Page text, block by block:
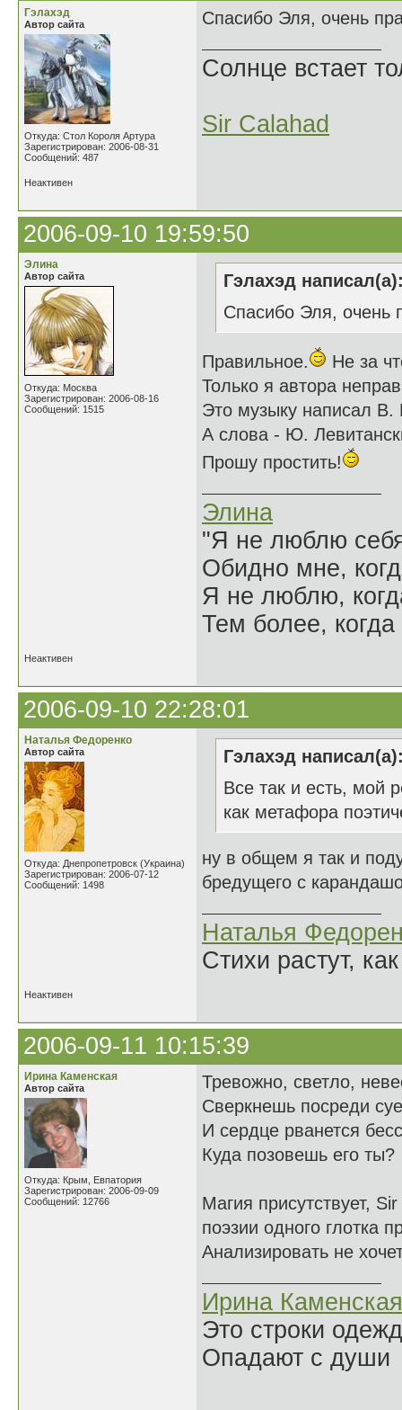
Гэлахэд
Автор сайта
Откуда: Стол Короля Артура
Зарегистрирован: 2006-08-31
Сообщений: 487
Спасибо Эля, очень
Солнце встает
Sir Calahad
Неактивен
2006-09-10 19:59:50
Элина
Автор сайта
Откуда: Москва
Зарегистрирован: 2006-08-16
Сообщений: 1515
Гэлахэд
Спасибо Эля, очень
Правильное.
Не за
Только я автора
Это музыку написал В.
А слова - Ю.
Прошу простить!
Элина
"Я не люблю
Обидно мне,
Я не люблю,
Тем более,
Неактивен
2006-09-10 22:28:01
Наталья Федоренко
Автор сайта
Откуда: Днепропетровск (Украина)
Зарегистрирован: 2006-07-12
Сообщений: 1498
Гэлахэд
Все так и есть, мой
как метафора
ну в общем я так и
бредущего с
Наталья
Стихи растут,
Неактивен
2006-09-11 10:15:39
Ирина Каменская
Автор сайта
Откуда: Крым, Евпатория
Зарегистрирован: 2006-09-09
Сообщений: 12766
Тревожно, светло,
Сверкнешь посреди
И сердце рванется
Куда позовешь его ты?
Магия присутствует,
поэзии одного глотка
Анализировать не
Ирина Каменская
Это строки
Опадают с души